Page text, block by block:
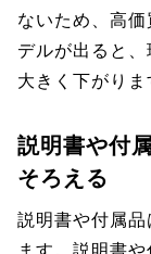
ないため、高
デルが出ると
大きく下がりま
説明書や付
そろえる
説明書や付属
ます。説明書